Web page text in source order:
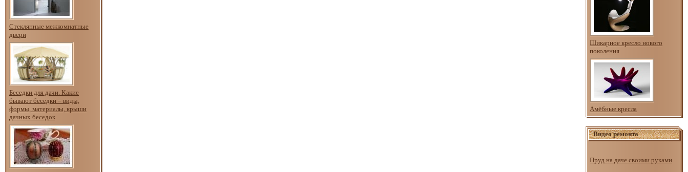
Стеклянные межкомнатные
двери
Беседки для дачи. Какие
бывают беседки – виды,
формы, материалы, крыши
дачных беседок
Шикарное кресло нового
поколения
Амёбные кресла
Видео ремонта
Пруд на даче своими руками